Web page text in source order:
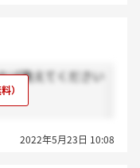
ば教えてください
2022年5月23日 10:08